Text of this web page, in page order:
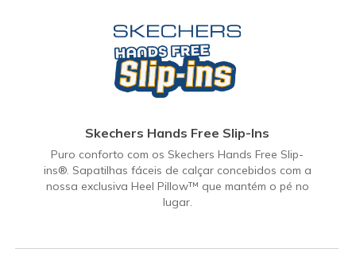
Skechers Hands Free Slip-Ins
Puro conforto com os Skechers Hands Free Slip-
ins®. Sapatilhas fáceis de calçar concebidos com a
nossa exclusiva Heel Pillow™ que mantém o pé no
lugar.